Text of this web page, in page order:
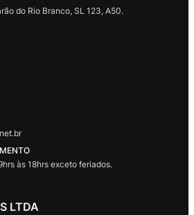
do Rio Branco, SL 123, A50.
às 18hrs exceto feriados.
LTDA